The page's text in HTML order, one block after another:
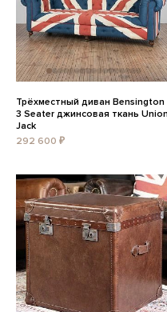
Трёхместный диван Bensington
3 Seater джинсовая ткань Union
Jack
292 600 ₽